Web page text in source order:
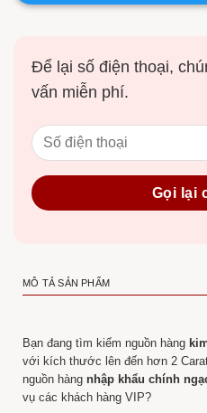
Để lại số điện thoại,
vấn miễn phí.
MÔ TẢ SẢN PHẨM
Bạn đang tìm kiếm nguồn hàng
với kích thước lên đến hơn 2
nguồn hàng nhập khẩu chính
vụ các khách hàng VIP?